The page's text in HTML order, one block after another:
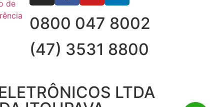
de
0800 047 8002
(47) 3531 8800
LTDA